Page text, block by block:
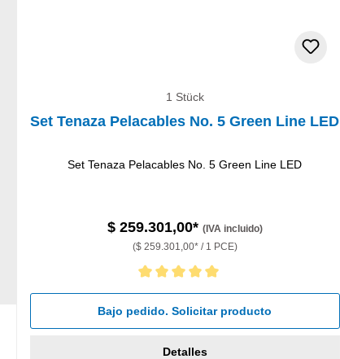
1 Stück
Set Tenaza Pelacables No. 5 Green Line LED
Set Tenaza Pelacables No. 5 Green Line LED
$ 259.301,00* (IVA incluido)
($ 259.301,00* / 1 PCE)
Calificación promedio de 5 de 5 estrellas
Bajo pedido. Solicitar producto
Detalles